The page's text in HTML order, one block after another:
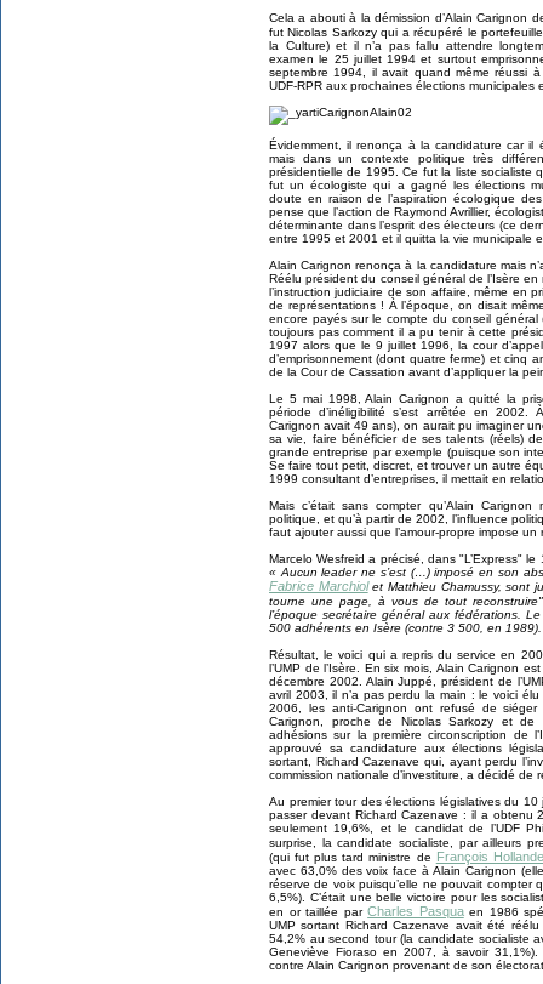
Cela a abouti à la démission d’Alain Carignon
fut Nicolas Sarkozy qui a récupéré le
la Culture) et il n’a pas fallu attendre
examen le 25 juillet 1994 et surtout
septembre 1994, il avait quand même réussi
UDF-RPR aux prochaines élections municipales
Évidemment, il renonça à la candidature car il
mais dans un contexte politique très
présidentielle de 1995. Ce fut la liste socialiste
fut un écologiste qui a gagné les élections
doute en raison de l’aspiration écologique
pense que l’action de Raymond Avrillier,
déterminante dans l’esprit des électeurs (ce
entre 1995 et 2001 et il quitta la vie municipale
Alain Carignon renonça à la candidature mais
Réélu président du conseil général de l’Isère
l’instruction judiciaire de son affaire, même en
de représentations ! À l’époque, on disait
encore payés sur le compte du conseil général
toujours pas comment il a pu tenir à cette
1997 alors que le 9 juillet 1996, la cour
d’emprisonnement (dont quatre ferme) et cinq
de la Cour de Cassation avant d’appliquer la
Le 5 mai 1998, Alain Carignon a quitté la
période d’inéligibilité s’est arrêtée en
Carignon avait 49 ans), on aurait pu imaginer
sa vie, faire bénéficier de ses talents (réels)
grande entreprise par exemple (puisque son
Se faire tout petit, discret, et trouver un autre
1999 consultant d’entreprises, il mettait en
Mais c’était sans compter qu’Alain
politique, et qu’à partir de 2002, l’influence
faut ajouter aussi que l’amour-propre impose un
Marcelo Wesfreid a précisé, dans "L’Express"
« Aucun leader ne s’est (…) imposé en son
Fabrice Marchiolet Matthieu Chamussy, sont
tourne une page, à vous de tout
l’époque secrétaire général aux fédérations.
500 adhérents en Isère (contre 3 500, en
Résultat, le voici qui a repris du service en
l’UMP de l’Isère. En six mois, Alain Carignon
décembre 2002. Alain Juppé, président de
avril 2003, il n’a pas perdu la main : le voici
2006, les anti-Carignon ont refusé de
Carignon, proche de Nicolas Sarkozy et
adhésions sur la première circonscription de
approuvé sa candidature aux élections
sortant, Richard Cazenave qui, ayant perdu
commission nationale d’investiture, a décidé
Au premier tour des élections législatives du
passer devant Richard Cazenave : il a obtenu
seulement 19,6%, et le candidat de l’UDF
surprise, la candidate socialiste, par ailleurs
(qui fut plus tard ministre de
François Hollande
avec 63,0% des voix face à Alain Carignon
réserve de voix puisqu’elle ne pouvait
6,5%). C’était une belle victoire pour les
en or taillée parCharles Pasquaen 1986
UMP sortant Richard Cazenave avait été
54,2% au second tour (la candidate socialiste
Geneviève Fioraso en 2007, à savoir
contre Alain Carignon provenant de son